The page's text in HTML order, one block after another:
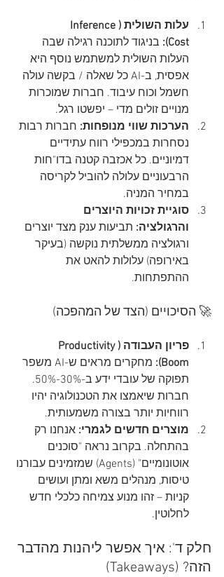
עלות השולית (Inference
Cost):
בניגוד לתוכנה רגילה שבה
העלות השולית למשתמש נוסף היא
אפסית, ב-AI כל שאלה / בקשה עולה
חשמל וכוח עיבוד. חברות שמוכרות
מנויים זולים מדי – יפשטו רגל.
הערכות שווי מנופחות: חברות רבות
נסחרות במכפילי רווח עתידיים
דמיוניים. כל אכזבה קטנה בדו"חות
הרבעוניים עלולה להוביל לקריסה
במחיר המניה.
סוגיית זכויות היוצרים
והרגולציה: תביעות ענק מצד יוצרים
ורגולציה ממשלתית נוקשה (בעיקר
באירופה) עלולות להאט את
ההתפתחות.
🚀 הסיכויים (הצד של המהפכה)
פריון העבודה (Productivity
Boom):
מחקרים מראים ש-AI משפר
תפוקה של עובדי ידע ב-30%-50%.
חברות שיאמצו את הטכנולוגיה יהיו
רווחיות יותר בצורה משמעותית.
מוצרים חדשים לגמרי: אנחנו רק
בהתחלה. בקרוב נראה "סוכנים
אוטונומיים" (Agents) שמזמינים עבורנו
טיסות, מנהלים משא ומתן ועושים
קניות – זהו מנוע צמיחה כלכלי חדש
לחלוטין.
חלק ד': איך אפשר ליהנות מהדבר
הזה? (Takeaways)